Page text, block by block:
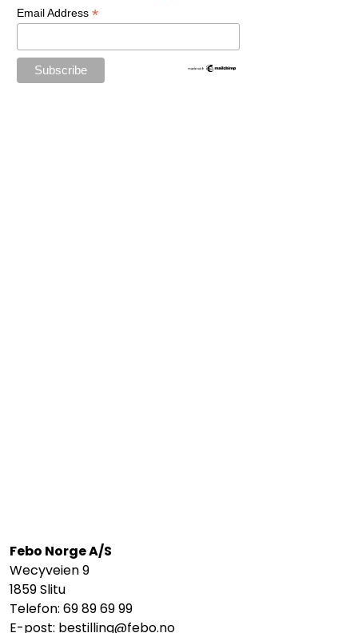
Email Address *
Febo Norge A/S
Wecyveien 9
1859 Slitu
Telefon: 69 89 69 99
E-post: bestilling@febo.no